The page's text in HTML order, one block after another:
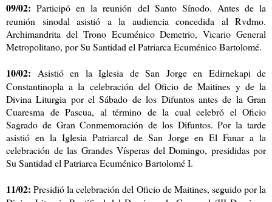
09/02:Participó en la reunión del Santo Sínodo. Antes de la
reunión sinodal asistió a la audiencia concedida al Rvdmo.
Archimandrita del Trono Ecuménico Demetrio, Vicario General
Metropolitano, por Su Santidad el Patriarca Ecuménico Bartolomé.
10/02: Asistió en la Iglesia de San Jorge en Edirnekapi de
Constantinopla a la celebración del Oficio de Maitines y de la
Divina Liturgia por el Sábado de los Difuntos antes de la Gran
Cuaresma de Pascua, al término de la cual celebró el Oficio
Sagrado de Gran Conmemoración de los Difuntos. Por la tarde
asistió en la Iglesia Patriarcal de San Jorge en El Fanar a la
celebración de las Grandes Vísperas del Domingo, presididas por
Su Santidad el Patriarca Ecuménico Bartolomé I.
11/02:Presidió la celebración del Oficio de Maitines, seguido por la